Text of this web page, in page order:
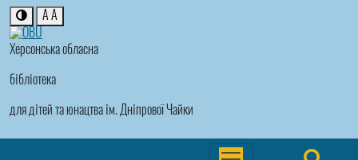
Херсонська обласна
бібліотека
для дітей та юнацтва ім. Дніпрової Чайки
A A